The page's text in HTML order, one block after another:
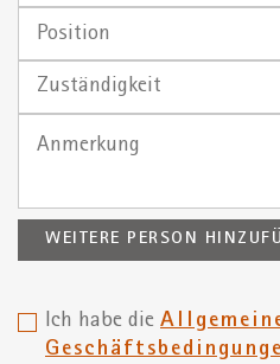
Position
Zuständigkeit
WEITERE PERSON
Ich habe die